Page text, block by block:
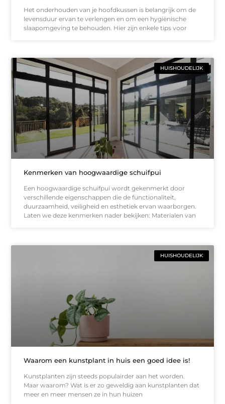
Het onderhouden van je hoofdkussen is belangrijk om de
levensduur ervan te verlengen en om een hygiënische
slaapomgeving te behouden. Hier zijn enkele tips voor
HUISHOUDELIJK
Kenmerken van hoogwaardige schuifpui
Een hoogwaardige schuifpui wordt gekenmerkt door
verschillende eigenschappen die de functionaliteit,
duurzaamheid, veiligheid en esthetiek ervan waarborgen.
Laten we deze kenmerken nader bekijken: Materialen van
HUISHOUDELIJK
Waarom een kunstplant in huis een goed idee is!
Kunstplanten zijn steeds populairder aan het worden.
Maar waarom? Wat is er zo geweldig aan kunstplanten dat
meer en meer mensen ze in hun huizen